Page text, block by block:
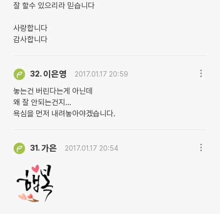
잘 할수 있으리라 믿습니다
사랑합니다
감사합니다
32. 이은영 2017.01.17 20:59
놓는건 버린다는게 아닌데
왜 잘 안되는건지...
욕심을 먼저 내려놓아야겠습니다.
31.가은 2017.01.17 20:54